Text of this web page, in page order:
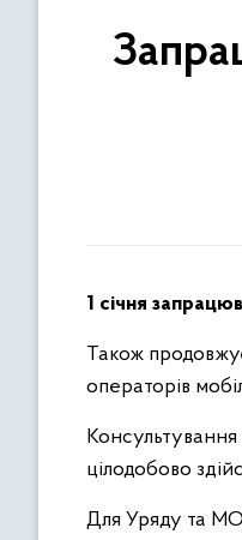
1 січня
Також
операторів
Консультування
цілодобово
Для Уряду та